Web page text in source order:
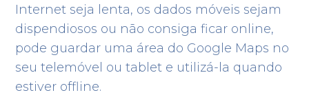
Internet seja lenta, os dados móveis sejam
dispendiosos ou não consiga ficar online,
pode guardar uma área do Google Maps no
seu telemóvel ou tablet e utilizá-la quando
estiver offline.